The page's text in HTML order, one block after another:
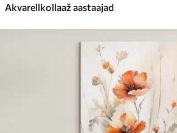
Akvarellkollaaž aastaajad